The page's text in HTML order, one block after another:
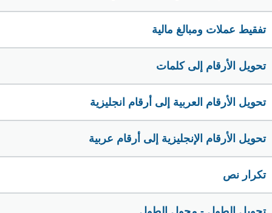
تفقيط عملات ومبالغ مالية
تحويل الأرقام إلى كلمات
تحويل الأرقام العربية إلى أرقام انجليزية
تحويل الأرقام الإنجليزية إلى أرقام عربية
تكرار نص